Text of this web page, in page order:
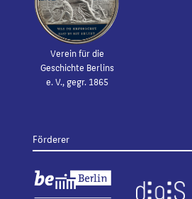
Verein für die
Geschichte Berlins
e. V., gegr. 1865
Förderer